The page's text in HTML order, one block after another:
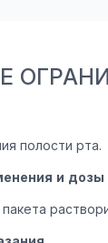
полости рта.
и дозы